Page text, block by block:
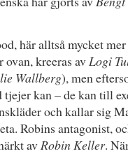
här alltså mycket
kreeras avLogi
Wallberg), men
tjejer kan – de kan till
och kallar sig
Robins antagonist,
avRobin Keller.